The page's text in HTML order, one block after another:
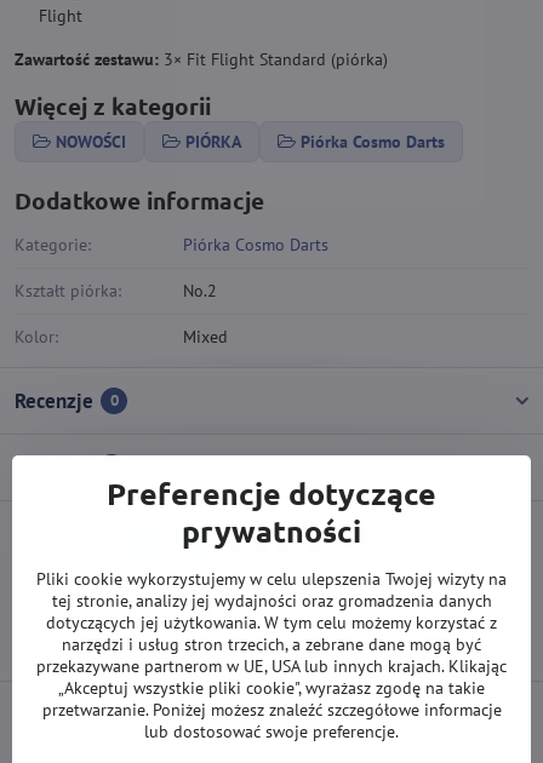
Flight
Zawartość zestawu: 3× Fit Flight Standard (piórka)
Więcej z kategorii
NOWOŚCI PIÓRKA Piórka Cosmo Darts
Dodatkowe informacje
Kategorie: Piórka Cosmo Darts
Kształt piórka: No.2
Kolor: Mixed
Recenzje 0
Twitter Bluesky
mail
Poprzedni produkt
DARMOWA wysyłka od 500 zł(obowiązuje przy płatności przelewem
lub kartą).
Preferencje dotyczące
prywatności
Pliki cookie wykorzystujemy w celu ulepszenia Twojej wizyty na
tej stronie, analizy jej wydajności oraz gromadzenia danych
dotyczących jej użytkowania. W tym celu możemy korzystać z
narzędzi i usług stron trzecich, a zebrane dane mogą być
przekazywane partnerom w UE, USA lub innych krajach. Klikając
„Akceptuj wszystkie pliki cookie", wyrażasz zgodę na takie
przetwarzanie. Poniżej możesz znaleźć szczegółowe informacje
lub dostosować swoje preferencje.